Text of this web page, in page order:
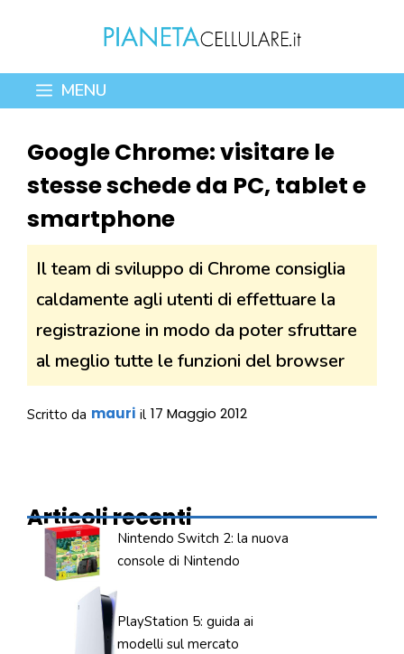
contenuto
MENU
Google Chrome: visitare le
stesse schede da PC, tablet e
smartphone
Il team di sviluppo di Chrome consiglia
caldamente agli utenti di effettuare la
registrazione in modo da poter sfruttare
al meglio tutte le funzioni del browser
Scritto da mauri il 17 Maggio 2012
Articoli recenti
Nintendo Switch 2: la nuova
console di Nintendo
PlayStation 5: guida ai
modelli sul mercato